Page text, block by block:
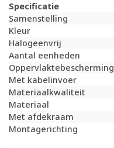
Specificatie
Samenstelling
Kleur
Halogeenvrij
Aantal eenheden
Oppervlaktebescherming
Met kabelinvoer
Materiaalkwaliteit
Materiaal
Met afdekraam
Montagerichting